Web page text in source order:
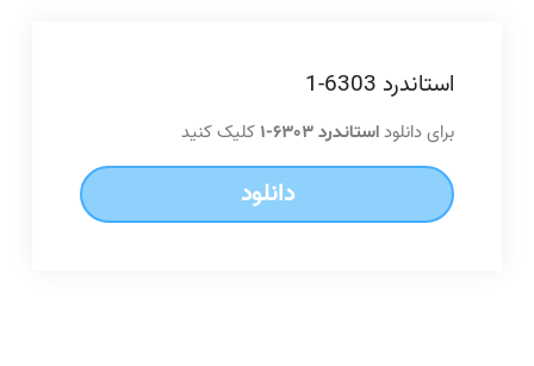
استاندرد 6303-1
برای دانلوداستاندرد 6303-1 کلیک کنید
دانلود